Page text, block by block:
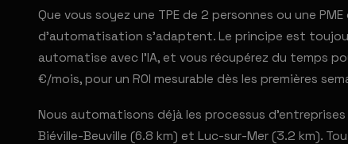
Que vous soyez une TPE de 2 personnes ou une
d'automatisation s'adaptent. Le principe est
automatise avec l'IA, et vous récupérez du temps
€/mois, pour un ROI mesurable dès les premières
Nous automatisons déjà les processus
Biéville-Beuville (6.8 km) et Luc-sur-Mer (3.2 km).